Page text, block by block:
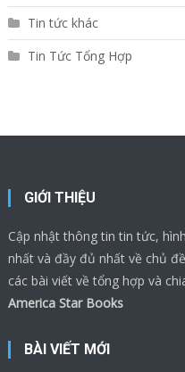
Tin tức khác
Tin Tức Tổng Hợp
GIỚI THIỆU
Cập nhật thông tin tin tức,
nhất và đầy đủ nhất về chủ
các bài viết về tổng hợp và
America Star Books
BÀI VIẾT MỚI